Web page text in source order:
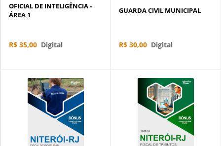
OFICIAL DE INTELIGÊNCIA -
ÁREA 1
R$ 35,00 Digital
GUARDA CIVIL MUNICIPAL
R$ 30,00 Digital